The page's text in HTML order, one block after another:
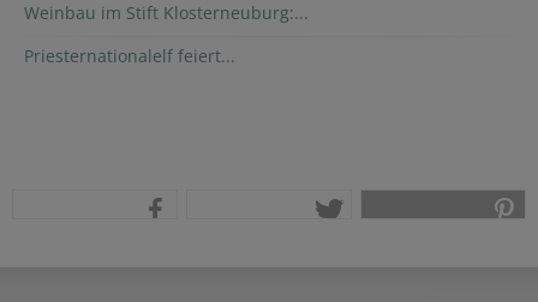
Weinbau im Stift Klosterneuburg:...
Priesternationalelf feiert...